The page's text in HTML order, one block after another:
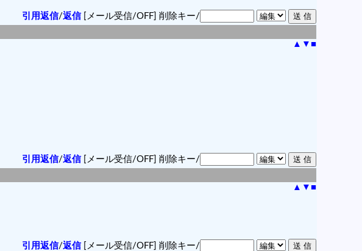
引用返信/返信[メール受信/OFF] 削除キー/
▲ ▼ ■
引用返信/返信[メール受信/OFF] 削除キー/
▲ ▼ ■
引用返信/返信[メール受信/OFF] 削除キー/